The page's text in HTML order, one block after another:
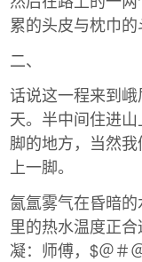
累的头皮与枕巾的
二、
话说这一程来到
天。半中间住进
脚的地方，当然
上一脚。
氤氲雾气在昏暗
里的热水温度正
凝：师傅，$＠＃